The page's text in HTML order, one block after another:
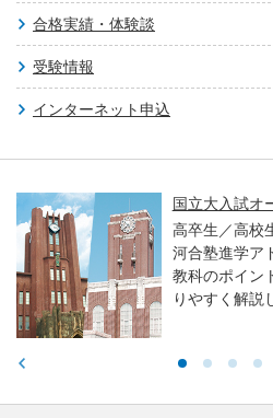
合格実績・体験談
受験情報
インターネット申込
国立大入試オープン解説講義
高卒生／高校生対象
河合塾進学アドバイザーとプロ講師
教科のポイントや合格者の傾向など
りやすく解説します。